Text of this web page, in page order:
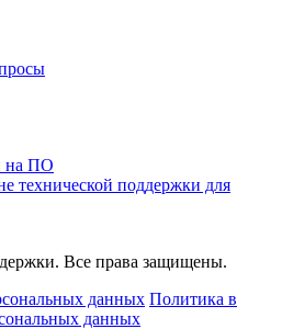
на ПО
технической поддержки для
Все права защищены.
данных Политика в
данных